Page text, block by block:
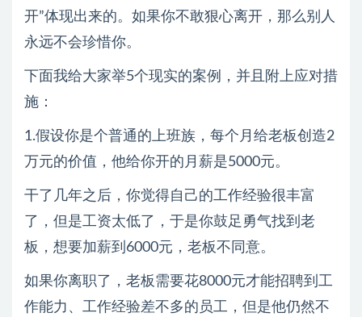
开”体现出来的。如果你不敢狠心离开，那么别人
永远不会珍惜你。
下面我给大家举5个现实的案例，并且附上应对措
施：
1.假设你是个普通的上班族，每个月给老板创造2
万元的价值，他给你开的月薪是5000元。
干了几年之后，你觉得自己的工作经验很丰富
了，但是工资太低了，于是你鼓足勇气找到老
板，想要加薪到6000元，老板不同意。
如果你离职了，老板需要花8000元才能招聘到工
作能力、工作经验差不多的员工，但是他仍然不